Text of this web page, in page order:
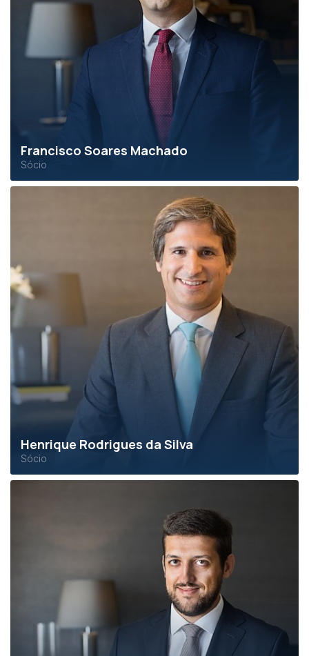
Francisco Soares Machado
Sócio
Henrique Rodrigues da Silva
Sócio